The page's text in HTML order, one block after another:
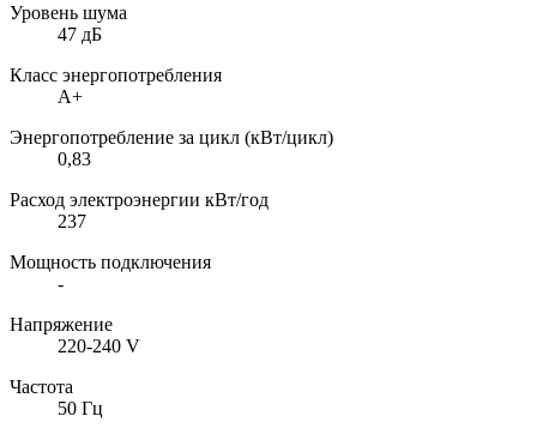
Уровень шума
47 дБ
Класс энергопотребления
А+
Энергопотребление за цикл (кВт/цикл)
0,83
Расход электроэнергии кВт/год
237
Мощность подключения
-
Напряжение
220-240 V
Частота
50 Гц